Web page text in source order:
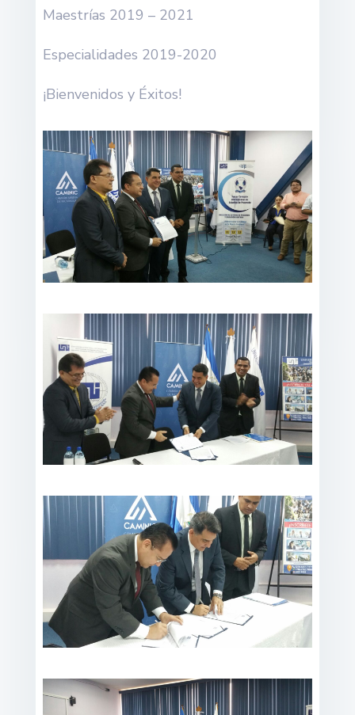
Maestrías 2019 – 2021
Especialidades 2019-2020
¡Bienvenidos y Éxitos!